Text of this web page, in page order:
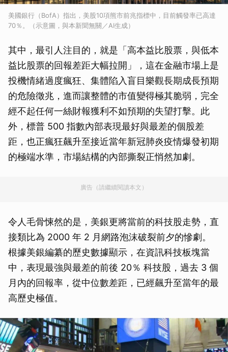
美國銀行（BofA）指出，美股10項熊市前兆指標中，目前觸發率已高達
70％。（示意圖，與本新聞無關／AI生成）
其中，最引人注目的，就是「高本益比股票，與低本
益比股票的回報差距大幅拉開」，這在金融市場上是
投機情緒過度瘋狂、集體陷入盲目樂觀長期成長預期
的危險徵兆，進而讓整體的市值變得極其脆弱，完全
經不起任何一絲財報獲利不如預期的失望打擊。此
外，標普 500 指數內部表現最好與最差的個股差
距，也正瘋狂飆升至接近當年新冠肺炎疫情爆發初期
的極端水準，市場結構的內部撕裂正悄然加劇。
廣告（請繼續閱讀本文）
令人毛骨悚然的是，美銀更將當前的科技股走勢，直
接類比為 2000 年 2 月網路泡沫破裂前夕的慘劇。
根據美銀編纂的歷史數據顯示，在資訊科技板塊當
中，表現最強與最差的前後 20％ 科技股，過去 3 個
月內的回報率，從中位數差距，已經飆升至當年的最
高歷史極值。